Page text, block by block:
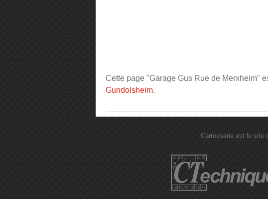
Cette page "Garage Gus Rue de Merxheim"
Gundolsheim.
iCarrosserie est le site